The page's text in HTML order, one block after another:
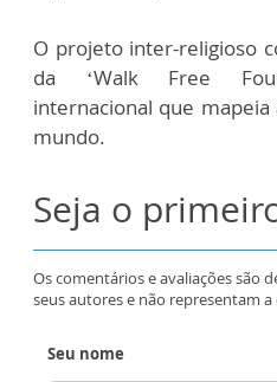
O projeto inter-religioso
da ‘Walk Free
internacional que
mundo.
Seja o
Os comentários e avaliações são
seus autores e não representam
Seu nome